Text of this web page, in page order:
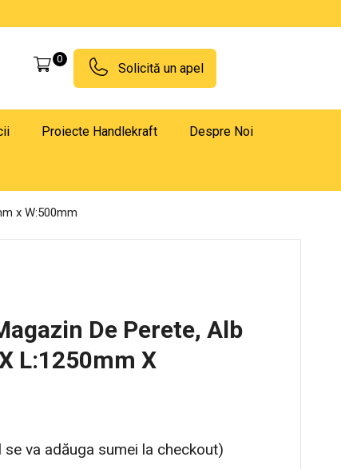
0
Solicită un apel
Proiecte Handlekraft Despre Noi
x W:500mm
De Perete, Alb
L:1250mm X
va adăuga sumei la checkout)